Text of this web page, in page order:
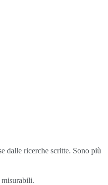
dalle ricerche scritte. Sono più
misurabili.